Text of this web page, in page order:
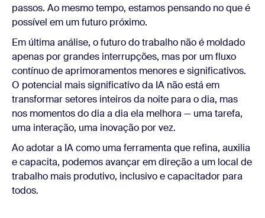
passos. Ao mesmo tempo, estamos pensando no que é
possível em um futuro próximo.
Em última análise, o futuro do trabalho não é moldado
apenas por grandes interrupções, mas por um fluxo
contínuo de aprimoramentos menores e significativos.
O potencial mais significativo da IA não está em
transformar setores inteiros da noite para o dia, mas
nos momentos do dia a dia ela melhora — uma tarefa,
uma interação, uma inovação por vez.
Ao adotar a IA como uma ferramenta que refina, auxilia
e capacita, podemos avançar em direção a um local de
trabalho mais produtivo, inclusivo e capacitador para
todos.